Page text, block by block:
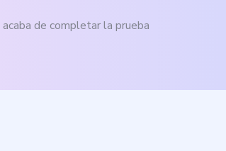
acaba de completar la prueba